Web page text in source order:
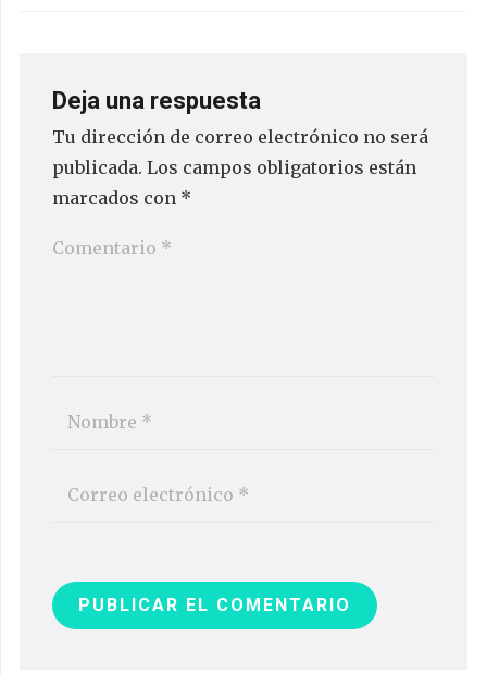
Deja una respuesta
Tu dirección de correo electrónico no será
publicada. Los campos obligatorios están
marcados con *
PUBLICAR EL COMENTARIO